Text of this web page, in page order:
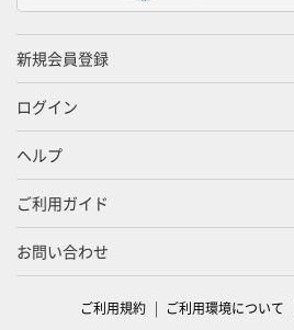
新規会員登録
ログイン
ヘルプ
ご利用ガイド
お問い合わせ
ご利用規約 ご利用環境について